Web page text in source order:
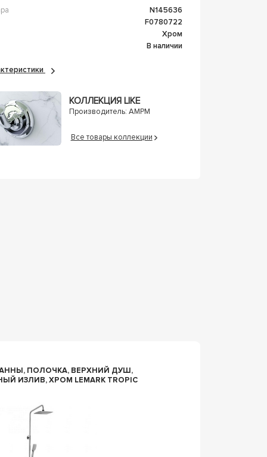
n145636
F0780722
Хром
В наличии
КОЛЛЕКЦИЯ LIKE
Производитель: AMPM
Все товары коллекции
ПОЛОЧКА, ВЕРХНИЙ ДУШ,
ИЗЛИВ, ХРОМ LEMARK TROPIC